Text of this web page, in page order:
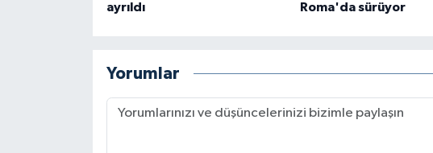
ayrıldı
Roma'da sürüyor
Yorumlar